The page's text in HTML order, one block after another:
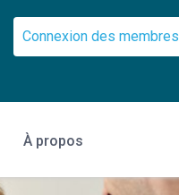
Connexion des membres
À propos